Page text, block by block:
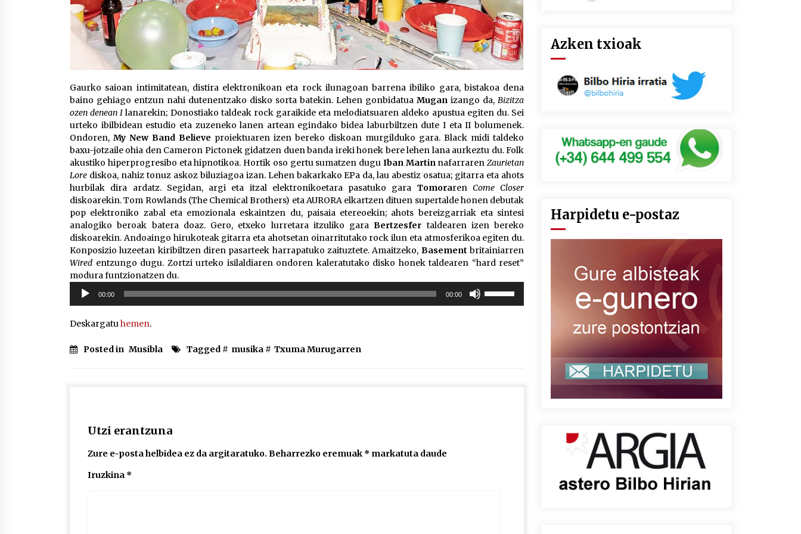
Gaurko saioan intimitatean, distira elektronikoan eta rock ilunagoan barrena ibiliko gara, bistakoa dena
baino gehiago entzun nahi dutenentzako disko sorta batekin. Lehen gonbidatua Mugan izango da, Bizitza
ozen denean Ilanarekin; Donostiako taldeak rock garaikide eta melodiatsuaren aldeko apustua egiten du. Sei
urteko ibilbidean estudio eta zuzeneko lanen artean egindako bidea laburbiltzen dute I eta II bolumenek.
Ondoren, My New Band Believe proiektuaren izen bereko diskoan murgilduko gara. Black midi taldeko
baxu-jotzaile ohia den Cameron Pictonek gidatzen duen banda ireki honek bere lehen lana aurkeztu du. Folk
akustiko hiperprogresibo eta hipnotikoa. Hortik oso gertu sumatzen dugu Iban Martinnafarraren Zaurietan
Lore diskoa, nahiz tonuz askoz biluziagoa izan. Lehen bakarkako EPa da, lau abestiz osatua; gitarra eta ahots
hurbilak dira ardatz. Segidan, argi eta itzal elektronikoetara pasatuko gara Tomoraren Come Closer
diskoarekin. Tom Rowlands (The Chemical Brothers) eta AURORA elkartzen dituen supertalde honen debutak
pop elektroniko zabal eta emozionala eskaintzen du, paisaia etereoekin; ahots bereizgarriak eta sintesi
analogiko beroak batera doaz. Gero, etxeko lurretara itzuliko garaBertzesfer taldearen izen bereko
diskoarekin. Andoaingo hirukoteak gitarra eta ahotsetan oinarritutako rock ilun eta atmosferikoa egiten du.
Konposizio luzeetan kiribiltzen diren pasarteek harrapatuko zaituztete. Amaitzeko, Basement britainiarren
Wired entzungo dugu. Zortzi urteko isilaldiaren ondoren kaleratutako disko honek taldearen “hard reset”
modura funtzionatzen du.
Soinu
erreproduzigailua
00:00 00:00
Deskargatuhemen.
Posted in Musibla Tagged # musika # Txuma Murugarren
Utzi erantzuna
Zure e-posta helbidea ez da argitaratuko. Beharrezko eremuak * markatuta daude
Iruzkina *
Azken txioak
Harpidetu e-postaz